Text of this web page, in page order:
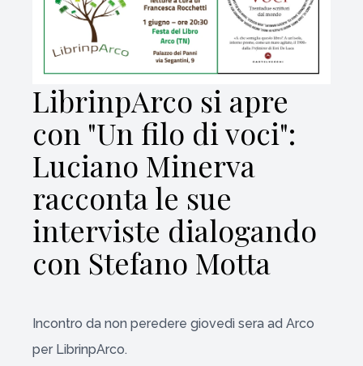
LibrinpArco si apre
con "Un filo di voci":
Luciano Minerva
racconta le sue
interviste dialogando
con Stefano Motta
Incontro da non peredere giovedì sera ad Arco
per LibrinpArco.